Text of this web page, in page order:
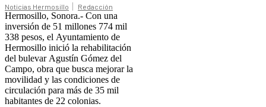
Noticias Hermosillo Redacción
Hermosillo, Sonora.- Con una
inversión de 51 millones 774 mil
338 pesos, el Ayuntamiento de
Hermosillo inició la rehabilitación
del bulevar Agustín Gómez del
Campo, obra que busca mejorar la
movilidad y las condiciones de
circulación para más de 35 mil
habitantes de 22 colonias.